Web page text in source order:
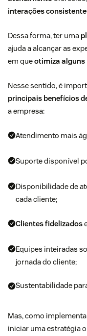
interações
Dessa forma, ter uma
ajuda a alcançar as
em queotimiza
Nesse sentido, é
principais benefícios
a empresa:
Atendimento mais
Suporte disponível
Disponibilidade de
cada cliente;
Clientes fidelizados
Equipes inteiradas
jornada do cliente;
Sustentabilidade
Mas, como
iniciar uma estratégia